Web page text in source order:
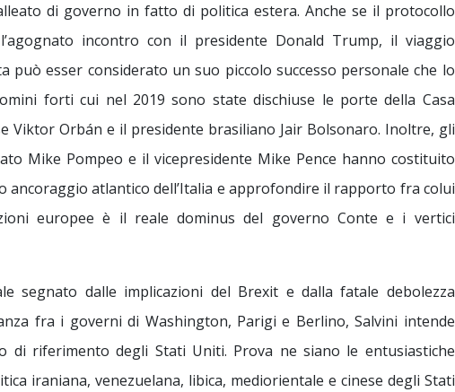
di governo in fatto di politica estera. Anche se il protocollo
incontro con il presidente Donald Trump, il viaggio
può esser considerato un suo piccolo successo personale che lo
forti cui nel 2019 sono state dischiuse le porte della Casa
Viktor Orbán e il presidente brasiliano Jair Bolsonaro. Inoltre, gli
Mike Pompeo e il vicepresidente Mike Pence hanno costituito
ancoraggio atlantico dell’Italia e approfondire il rapporto fra colui
europee è il reale dominus del governo Conte e i vertici
segnato dalle implicazioni del Brexit e dalla fatale debolezza
fra i governi di Washington, Parigi e Berlino, Salvini intende
di riferimento degli Stati Uniti. Prova ne siano le entusiastiche
iraniana, venezuelana, libica, mediorientale e cinese degli Stati